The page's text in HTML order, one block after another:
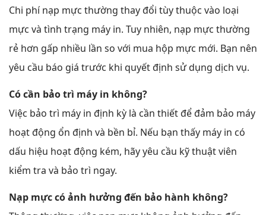
Chi phí nạp mực thường thay đổi tùy thuộc vào loại
mực và tình trạng máy in. Tuy nhiên, nạp mực thường
rẻ hơn gấp nhiều lần so với mua hộp mực mới. Bạn nên
yêu cầu báo giá trước khi quyết định sử dụng dịch vụ.
Có cần bảo trì máy in không?
Việc bảo trì máy in định kỳ là cần thiết để đảm bảo máy
hoạt động ổn định và bền bỉ. Nếu bạn thấy máy in có
dấu hiệu hoạt động kém, hãy yêu cầu kỹ thuật viên
kiểm tra và bảo trì ngay.
Nạp mực có ảnh hưởng đến bảo hành không?